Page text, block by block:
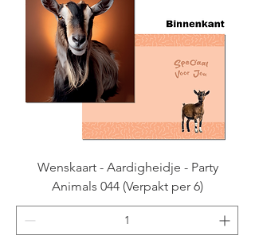
Wenskaart - Aardigheidje - Party
Animals 044 (Verpakt per 6)